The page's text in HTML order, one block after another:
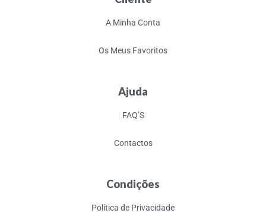
A Minha Conta
Os Meus Favoritos
Ajuda
FAQ’S
Contactos
Condições
Política de Privacidade